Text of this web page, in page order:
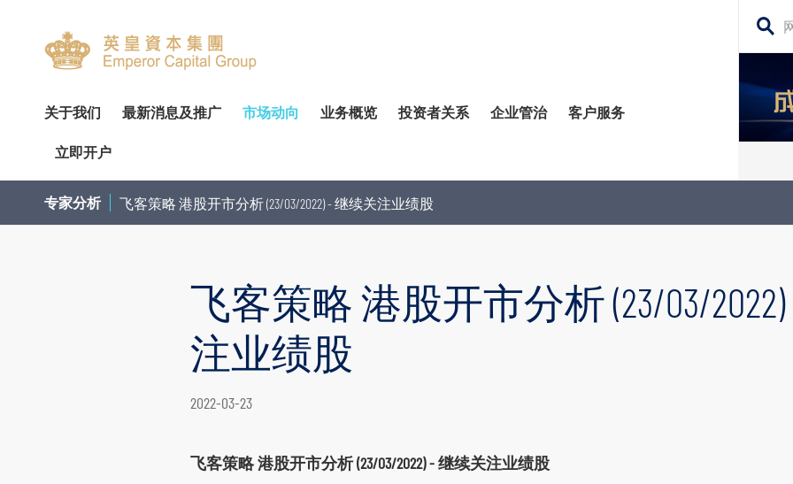
关于我们
关於我们
管理团队
联络我们
最新消息及推广 市场动向
专家分析
个股推介
季度策略/专题报告
每日股市财经评论
业务概览
环球投资产品
股票期权
债券买卖
财富管理
企业融资
财务贷款
投资移民
市场策略及研究​
投资者关系
企业资料
董事名单与其角色和职能
公告
投资者资讯
股东须知
以电子方式传送公司通讯
投资者关系查询
企业管治
简介
审核委员会
提名委员会
企业管治委员会
内部监控
客户服务
开设户口
服务及收费
提存方法
交易平台
立即开户
网上开户（建议使用）
亲临开户
注意事项
搜
网
内
专家分析 飞客策略 港股开市分析 (23/03/2022) - 继续关注业绩股
飞客策略 港股开市分析 (23/03/
注业绩股
2022-03-23
飞客策略 港股开市分析 (23/03/2022) - 继续关注业绩股